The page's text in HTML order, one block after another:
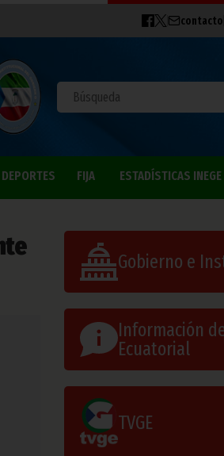
contacto
DEPORTES FIJA ESTADÍSTICAS INEGE
Gobierno e
Información
Ecuatorial
TVGE